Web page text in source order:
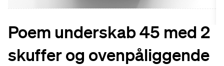
Poem underskab 45 med 2
skuffer og ovenpåliggende